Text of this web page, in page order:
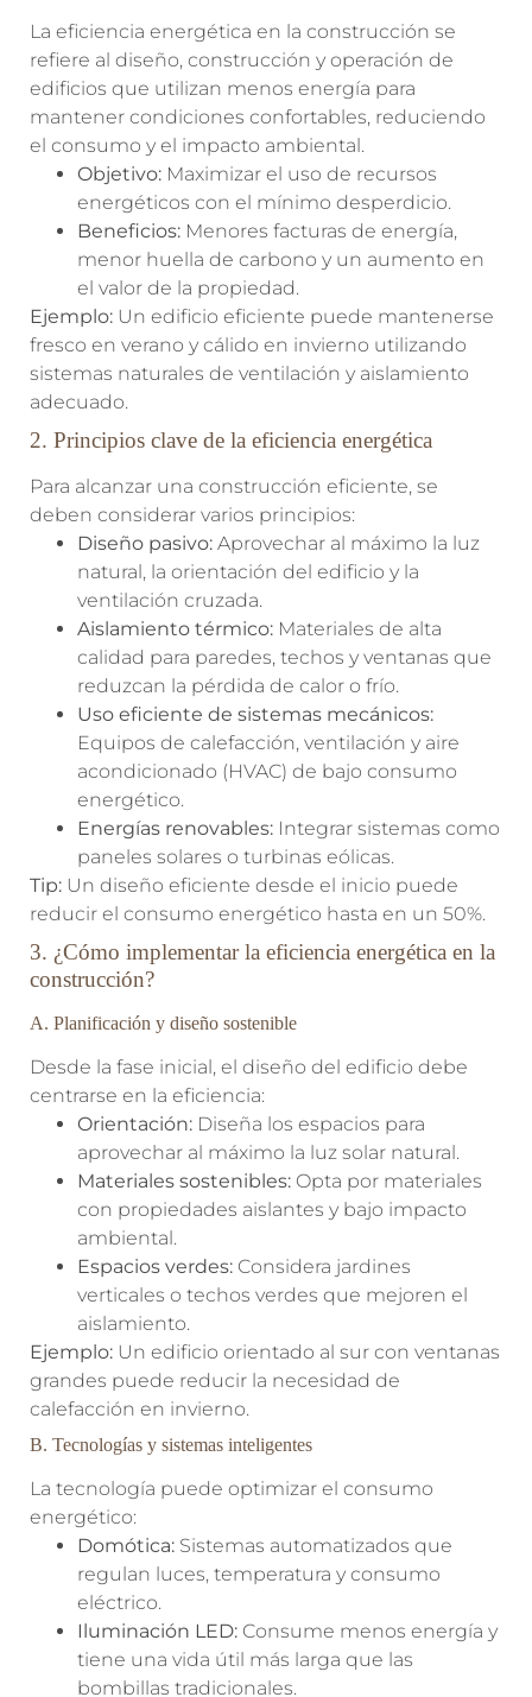
La eficiencia energética en la construcción se
refiere al diseño, construcción y operación de
edificios que utilizan menos energía para
mantener condiciones confortables, reduciendo
el consumo y el impacto ambiental.
Objetivo: Maximizar el uso de recursos
energéticos con el mínimo desperdicio.
Beneficios: Menores facturas de energía,
menor huella de carbono y un aumento en
el valor de la propiedad.
Ejemplo: Un edificio eficiente puede mantenerse
fresco en verano y cálido en invierno utilizando
sistemas naturales de ventilación y aislamiento
adecuado.
2. Principios clave de la eficiencia energética
Para alcanzar una construcción eficiente, se
deben considerar varios principios:
Diseño pasivo: Aprovechar al máximo la luz
natural, la orientación del edificio y la
ventilación cruzada.
Aislamiento térmico: Materiales de alta
calidad para paredes, techos y ventanas que
reduzcan la pérdida de calor o frío.
Uso eficiente de sistemas mecánicos:
Equipos de calefacción, ventilación y aire
acondicionado (HVAC) de bajo consumo
energético.
Energías renovables: Integrar sistemas como
paneles solares o turbinas eólicas.
Tip: Un diseño eficiente desde el inicio puede
reducir el consumo energético hasta en un 50%.
3. ¿Cómo implementar la eficiencia energética en la
construcción?
A. Planificación y diseño sostenible
Desde la fase inicial, el diseño del edificio debe
centrarse en la eficiencia:
Orientación: Diseña los espacios para
aprovechar al máximo la luz solar natural.
Materiales sostenibles: Opta por materiales
con propiedades aislantes y bajo impacto
ambiental.
Espacios verdes: Considera jardines
verticales o techos verdes que mejoren el
aislamiento.
Ejemplo: Un edificio orientado al sur con ventanas
grandes puede reducir la necesidad de
calefacción en invierno.
B. Tecnologías y sistemas inteligentes
La tecnología puede optimizar el consumo
energético:
Domótica: Sistemas automatizados que
regulan luces, temperatura y consumo
eléctrico.
Iluminación LED: Consume menos energía y
tiene una vida útil más larga que las
bombillas tradicionales.